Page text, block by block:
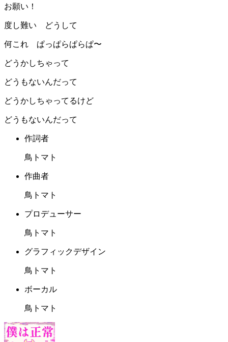
お願い！
度し難い どうして
何これ ぱっぱらぱらぱ〜
どうかしちゃって
どうもないんだって
どうかしちゃってるけど
どうもないんだって
作詞者
鳥トマト
作曲者
鳥トマト
プロデューサー
鳥トマト
グラフィックデザイン
鳥トマト
ボーカル
鳥トマト